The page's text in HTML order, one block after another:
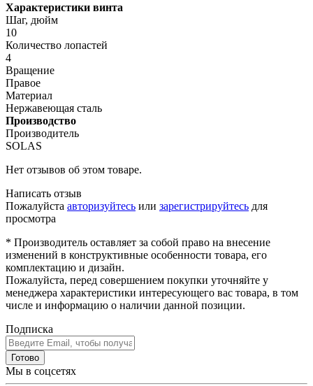
Характеристики винта
Шаг, дюйм
10
Количество лопастей
4
Вращение
Правое
Материал
Нержавеющая сталь
Производство
Производитель
SOLAS
Нет отзывов об этом товаре.
Написать отзыв
Пожалуйста авторизуйтесь или зарегистрируйтесь для
просмотра
* Производитель оставляет за собой право на внесение
изменений в конструктивные особенности товара, его
комплектацию и дизайн.
Пожалуйста, перед совершением покупки уточняйте у
менеджера характеристики интересующего вас товара, в том
числе и информацию о наличии данной позиции.
Подписка
Готово
Мы в соцсетях